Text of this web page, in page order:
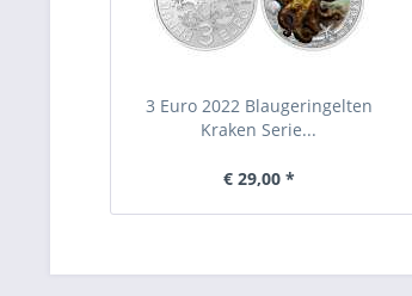
3 Euro 2022 Blaugeringelten
Kraken Serie...
€ 29,00 *